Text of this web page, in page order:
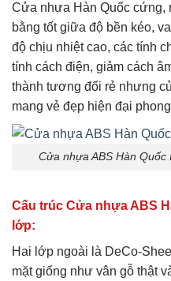
Cửa nhựa Hàn Quốc cứng,
bằng tốt giữa độ bền kéo,
độ chịu nhiệt cao, các tính
tính cách điện, giảm cách
thành tương đối rẻ nhưng
mang vẻ đẹp hiện đại
Cửa nhựa ABS Hàn Quốc
Cấu trúc Cửa nhựa ABS
lớp:
Hai lớp ngoài là DeCo-
mặt giống như vân gỗ thật